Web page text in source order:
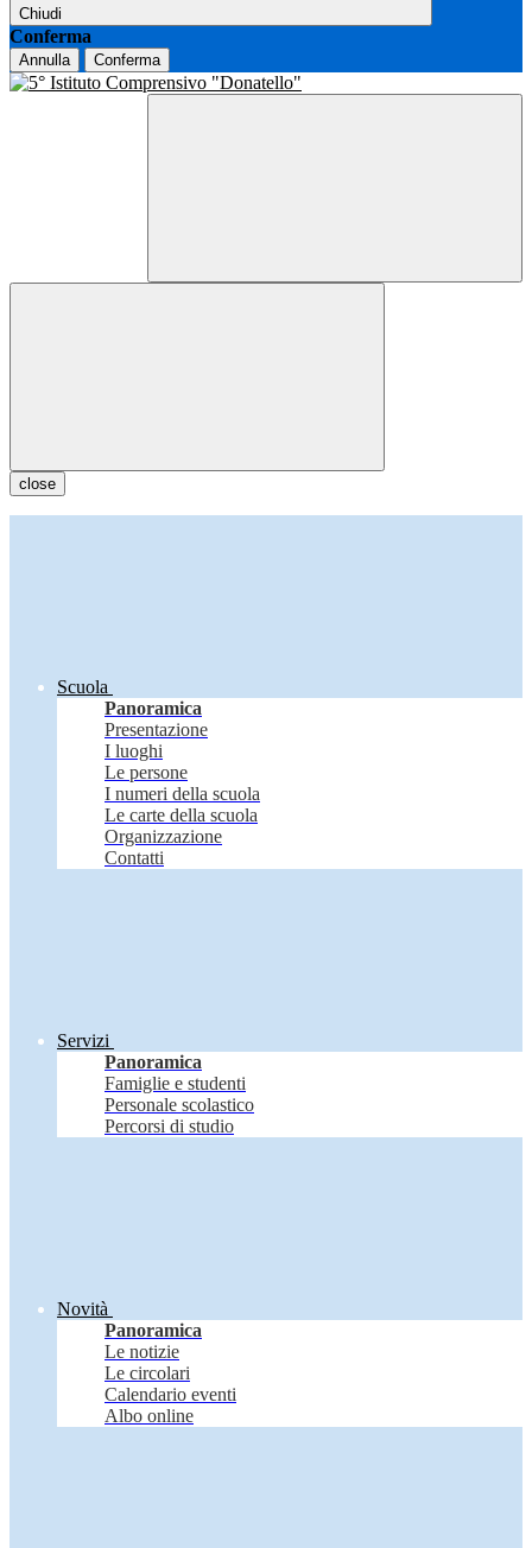
Chiudi
Conferma
Annulla Conferma
close
Scuola
Panoramica
Presentazione
I luoghi
Le persone
I numeri della scuola
Le carte della scuola
Organizzazione
Contatti
Servizi
Panoramica
Famiglie e studenti
Personale scolastico
Percorsi di studio
Novità
Panoramica
Le notizie
Le circolari
Calendario eventi
Albo online